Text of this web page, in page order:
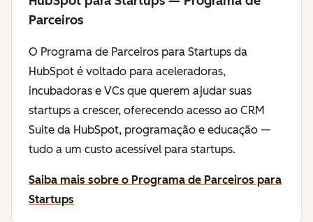
Parceiros
O Programa de Parceiros para Startups da
HubSpot é voltado para aceleradoras,
incubadoras e VCs que querem ajudar suas
startups a crescer, oferecendo acesso ao CRM
Suite da HubSpot, programação e educação —
tudo a um custo acessível para startups.
Saiba mais sobre o Programa de Parceiros para
Startups